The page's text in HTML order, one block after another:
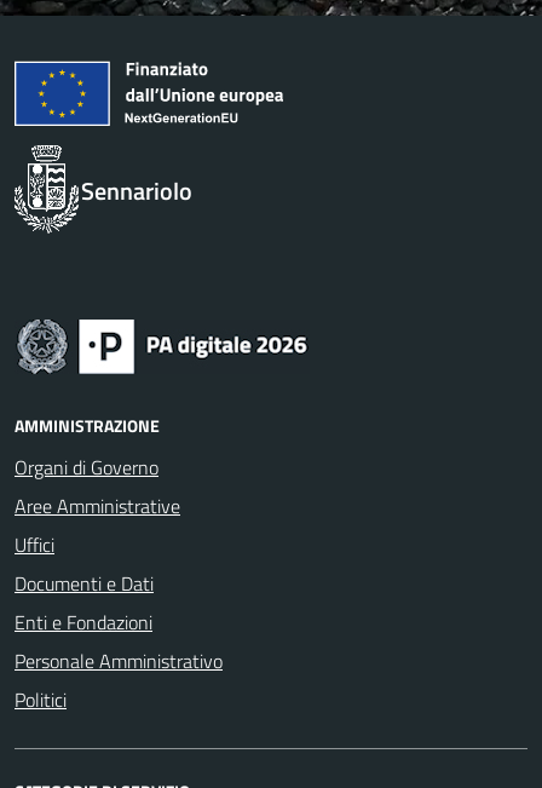
Sennariolo
AMMINISTRAZIONE
Organi di Governo
Aree Amministrative
Uffici
Documenti e Dati
Enti e Fondazioni
Personale Amministrativo
Politici